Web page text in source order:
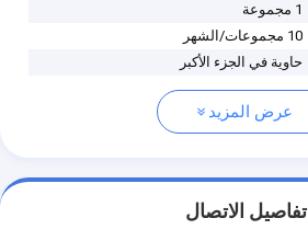
1 مجموعة
10 مجموعات/الشهر
حاوية في الجزء الأكبر
عرض المزيد
تفاصيل الاتصال